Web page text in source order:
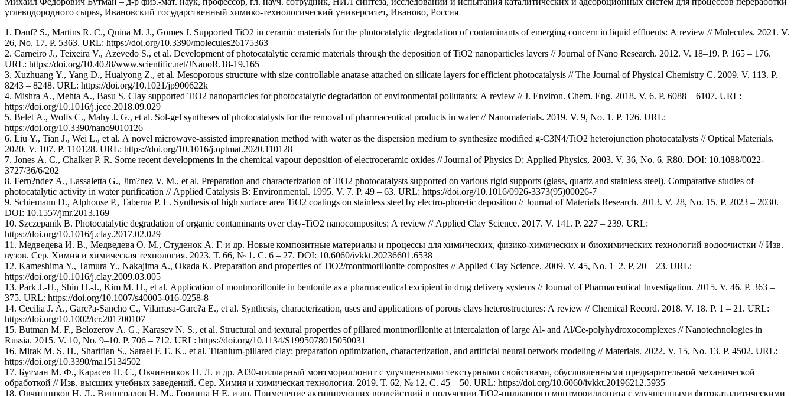
углеводородного сырья, Ивановский государственный химико-технологический университет, Иваново, Россия
1. Danf? S., Martins R. C., Quina M. J., Gomes J. Supported TiO2 in ceramic materials for the photocatalytic degradation of contaminants of emerging concern in liquid effluents: A review // Molecules. 2021. V.
26, No. 17. P. 5363. URL: https://doi.org/10.3390/molecules26175363
2. Carneiro J., Teixeira V., Azevedo S., et al. Development of photocatalytic ceramic materials through the deposition of TiO2 nanoparticles layers // Journal of Nano Research. 2012. V. 18–19. P. 165 – 176.
URL: https://doi.org/10.4028/www.scientific.net/JNanoR.18-19.165
3. Xuzhuang Y., Yang D., Huaiyong Z., et al. Mesoporous structure with size controllable anatase attached on silicate layers for efficient photocatalysis // The Journal of Physical Chemistry C. 2009. V. 113. P.
8243 – 8248. URL: https://doi.org/10.1021/jp900622k
4. Mishra A., Mehta A., Basu S. Clay supported TiO2 nanoparticles for photocatalytic degradation of environmental pollutants: A review // J. Environ. Chem. Eng. 2018. V. 6. P. 6088 – 6107. URL:
https://doi.org/10.1016/j.jece.2018.09.029
5. Belet A., Wolfs C., Mahy J. G., et al. Sol-gel syntheses of photocatalysts for the removal of pharmaceutical products in water // Nanomaterials. 2019. V. 9, No. 1. P. 126. URL:
https://doi.org/10.3390/nano9010126
6. Liu Y., Tian J., Wei L., et al. A novel microwave-assisted impregnation method with water as the dispersion medium to synthesize modified g-C3N4/TiO2 heterojunction photocatalysts // Optical Materials.
2020. V. 107. P. 110128. URL: https://doi.org/10.1016/j.optmat.2020.110128
7. Jones A. C., Chalker P. R. Some recent developments in the chemical vapour deposition of electroceramic oxides // Journal of Physics D: Applied Physics, 2003. V. 36, No. 6. R80. DOI: 10.1088/0022-
3727/36/6/202
8. Fern?ndez A., Lassaletta G., Jim?nez V. M., et al. Preparation and characterization of TiO2 photocatalysts supported on various rigid supports (glass, quartz and stainless steel). Comparative studies of
photocatalytic activity in water purification // Applied Catalysis B: Environmental. 1995. V. 7. P. 49 – 63. URL: https://doi.org/10.1016/0926-3373(95)00026-7
9. Schiemann D., Alphonse P., Taberna P. L. Synthesis of high surface area TiO2 coatings on stainless steel by electro-phoretic deposition // Journal of Materials Research. 2013. V. 28, No. 15. P. 2023 – 2030.
DOI: 10.1557/jmr.2013.169
10. Szczepanik B. Photocatalytic degradation of organic contaminants over clay-TiO2 nanocomposites: A review // Applied Clay Science. 2017. V. 141. P. 227 – 239. URL:
https://doi.org/10.1016/j.clay.2017.02.029
11. Медведева И. В., Медведева О. М., Студенок А. Г. и др. Новые композитные материалы и процессы для химических, физико-химических и биохимических технологий водоочистки // Изв.
вузов. Сер. Химия и химическая технология. 2023. Т. 66, № 1. С. 6 – 27. DOI: 10.6060/ivkkt.20236601.6538
12. Kameshima Y., Tamura Y., Nakajima A., Okada K. Preparation and properties of TiO2/montmorillonite composites // Applied Clay Science. 2009. V. 45, No. 1–2. P. 20 – 23. URL:
https://doi.org/10.1016/j.clay.2009.03.005
13. Park J.-H., Shin H.-J., Kim M. H., et al. Application of montmorillonite in bentonite as a pharmaceutical excipient in drug delivery systems // Journal of Pharmaceutical Investigation. 2015. V. 46. P. 363 –
375. URL: https://doi.org/10.1007/s40005-016-0258-8
14. Cecilia J. A., Garc?a-Sancho C., Vilarrasa-Garc?a E., et al. Synthesis, characterization, uses and applications of porous clays heterostructures: A review // Chemical Record. 2018. V. 18. P. 1 – 21. URL:
https://doi.org/10.1002/tcr.201700107
15. Butman M. F., Belozerov A. G., Karasev N. S., et al. Structural and textural properties of pillared montmorillonite at intercalation of large Al- and Al/Ce-polyhydroxocomplexes // Nanotechnologies in
Russia. 2015. V. 10, Nо. 9–10. P. 706 – 712. URL: https://doi.org/10.1134/S1995078015050031
16. Mirak M. S. H., Sharifian S., Saraei F. E. K., et al. Titanium-pillared clay: preparation optimization, characterization, and artificial neural network modeling // Materials. 2022. V. 15, No. 13. P. 4502. URL:
https://doi.org/10.3390/ma15134502
17. Бутман М. Ф., Карасев Н. С., Овчинников Н. Л. и др. Al30-пилларный монтмориллонит с улучшенными текстурными свойствами, обусловленными предварительной механической
обработкой // Изв. высших учебных заведений. Сер. Химия и химическая технология. 2019. Т. 62, № 12. С. 45 – 50. URL: https://doi.org/10.6060/ivkkt.20196212.5935
18. Овчинников Н. Л., Виноградов Н. М., Гордина Н Е. и др. Применение активирующих воздействий в получении TiO2-пилларного монтмориллонита с улучшенными фотокаталитическими